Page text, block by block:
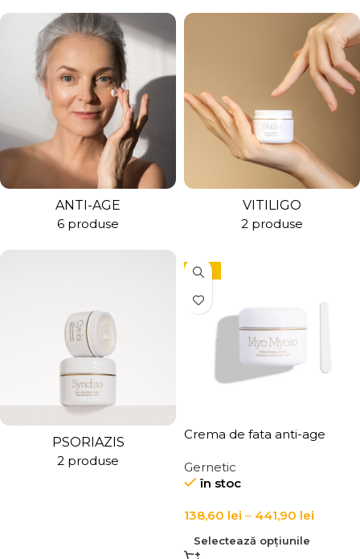
ANTI-AGE
6 produse
VITILIGO
2 produse
PSORIAZIS
2 produse
-10%
Crema de fata anti-age
tenului, Myo Myosso Intense
Soothing Cream
Gernetic
în stoc
138,60 lei – 441,90 lei
Selectează opțiunile